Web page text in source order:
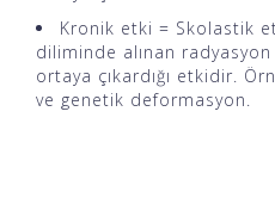
Kronik etki = Skolastik
diliminde alınan radyasyon
ortaya çıkardığı etkidir.
ve genetik deformasyon.